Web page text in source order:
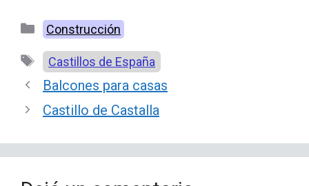
Categorías
Construcción
Etiquetas
Castillos de España
Balcones para casas
Castillo de Castalla